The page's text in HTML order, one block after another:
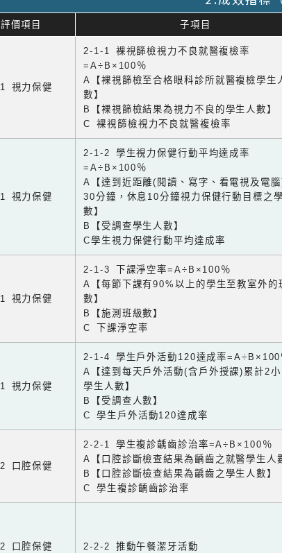
評價項目 子項目
視力保健
2-1-1 裸視篩檢視力不良就醫複檢率
=A÷B×100％
A【裸視篩檢至合格眼科診所就醫複檢學生
數】
B【裸視篩檢結果為視力不良的學生人數】
C 裸視篩檢視力不良就醫複檢率
視力保健
2-1-2 學生視力保健行動平均達成率
=A÷B×100％
A【達到近距離(閱讀、寫字、看電視及電
30分鐘，休息10分鐘視力保健行動目標之
數】
B【受調查學生人數】
C學生視力保健行動平均達成率
視力保健
2-1-3 下課淨空率=A÷B×100％
A【每節下課有90%以上的學生至教室外的
數】
B【施測班級數】
C 下課淨空率
視力保健
2-1-4 學生戶外活動120達成率=A÷B×100
A【達到每天戶外活動(含戶外授課)累計2小
學生人數】
B【受調查人數】
C 學生戶外活動120達成率
口腔保健
2-2-1 學生複診齲齒診治率=A÷B×100％
A【口腔診斷檢查結果為齲齒之就醫學生人
B【口腔診斷檢查結果為齲齒之學生人數】
C 學生複診齲齒診治率
口腔保健 2-2-2 推動午餐潔牙活動